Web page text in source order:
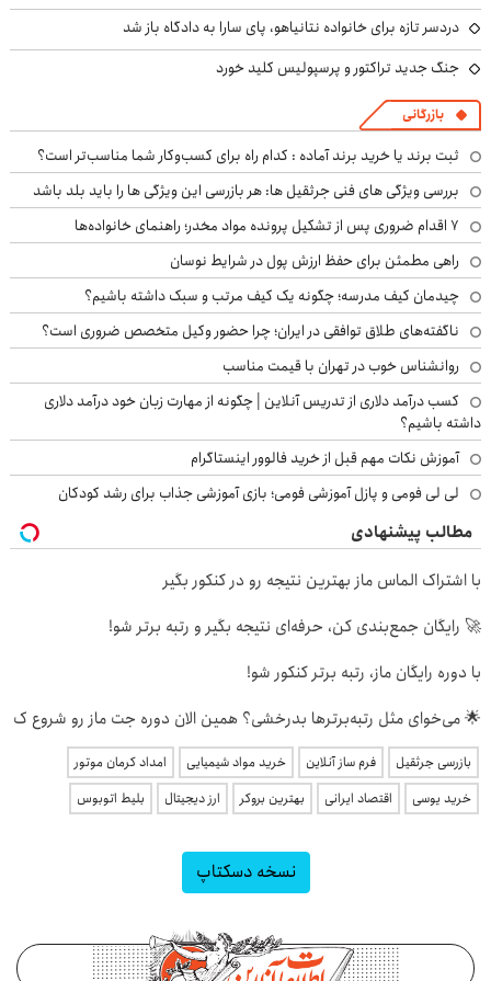
دردسر تازه برای خانواده نتانیاهو، پای سارا به دادگاه باز شد
جنگ جدید تراکتور و پرسپولیس کلید خورد
بازرگانی
ثبت برند یا خرید برند آماده : کدام راه برای کسب‌وکار شما مناسب‌تر است؟
بررسی ویژگی های فنی جرثقیل ها: هر بازرسی این ویژگی ها را باید بلد باشد
۷ اقدام ضروری پس از تشکیل پرونده مواد مخدر؛ راهنمای خانواده‌ها
راهی مطمئن برای حفظ ارزش پول در شرایط نوسان
چیدمان کیف مدرسه؛ چگونه یک کیف مرتب و سبک داشته باشیم؟
ناگفته‌های طلاق توافقی در ایران؛ چرا حضور وکیل متخصص ضروری است؟
روانشناس خوب در تهران با قیمت مناسب
کسب درآمد دلاری از تدریس آنلاین | چگونه از مهارت زبان خود درآمد دلاری
داشته باشیم؟
آموزش نکات مهم قبل از خرید فالوور اینستاگرام
لی لی فومی و پازل آموزشی فومی؛ بازی آموزشی جذاب برای رشد کودکان
مطالب پیشنهادی
با اشتراک الماس ماز بهترین نتیجه رو در کنکور بگیر
🚀 رایگان جمع‌بندی کن، حرفه‌ای نتیجه بگیر و رتبه برتر شو!
با دوره رایگان ماز، رتبه برتر کنکور شو!
🌟 می‌خوای مثل رتبه‌برترها بدرخشی؟ همین الان دوره جت ماز رو شروع ک
بازرسی جرثقیل فرم ساز آنلاین خرید مواد شیمیایی
امداد کرمان موتور
خرید یوسی
اقتصاد ایرانی بهترین بروکر ارز دیجیتال بلیط اتوبوس
نسخه دسکتاپ